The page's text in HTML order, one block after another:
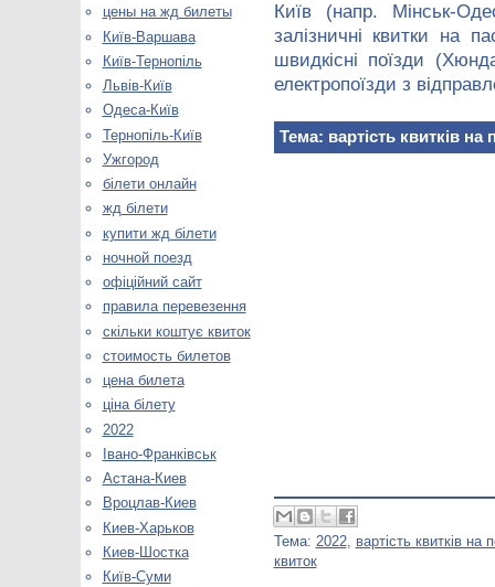
Київ (напр. Мінськ-
залізничні квитки на
швидкісні поїзди
електропоїзди з
Тема: вартість квитків на
Тема: 2022, вартість квитків на
квиток
цены на жд билеты
Київ-Варшава
Київ-Тернопіль
Львів-Київ
Одеса-Київ
Тернопіль-Київ
Ужгород
білети онлайн
жд білети
купити жд білети
ночной поезд
офіційний сайт
правила перевезення
скільки коштує квиток
стоимость билетов
цена билета
ціна білету
2022
Івано-Франківськ
Астана-Киев
Вроцлав-Киев
Киев-Харьков
Киев-Шостка
Київ-Суми